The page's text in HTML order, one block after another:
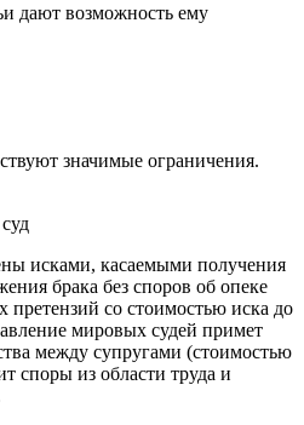
дают возможность ему
значимые ограничения.
исками, касаемыми получения
брака без споров об опеке
со стоимостью иска до
мировых судей примет
между супругами (стоимостью
споры из области труда и